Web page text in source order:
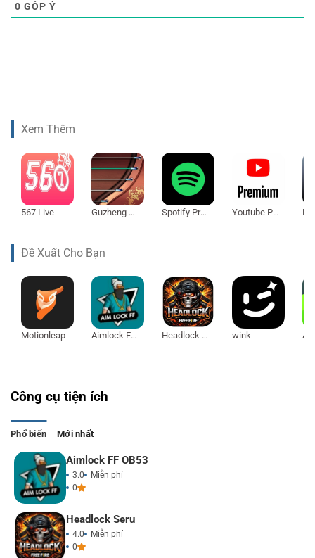
0 GÓP Ý
Xem Thêm
567 Live Guzheng Master Spotify Premium Youtube Premium
Đề Xuất Cho Bạn
Motionleap Aimlock FF OB53 Headlock Seru wink
Công cụ tiện ích
Phổ biến Mới nhất
Aimlock FF OB53
3.0
Miễn phí
0
Headlock Seru
4.0
Miễn phí
0